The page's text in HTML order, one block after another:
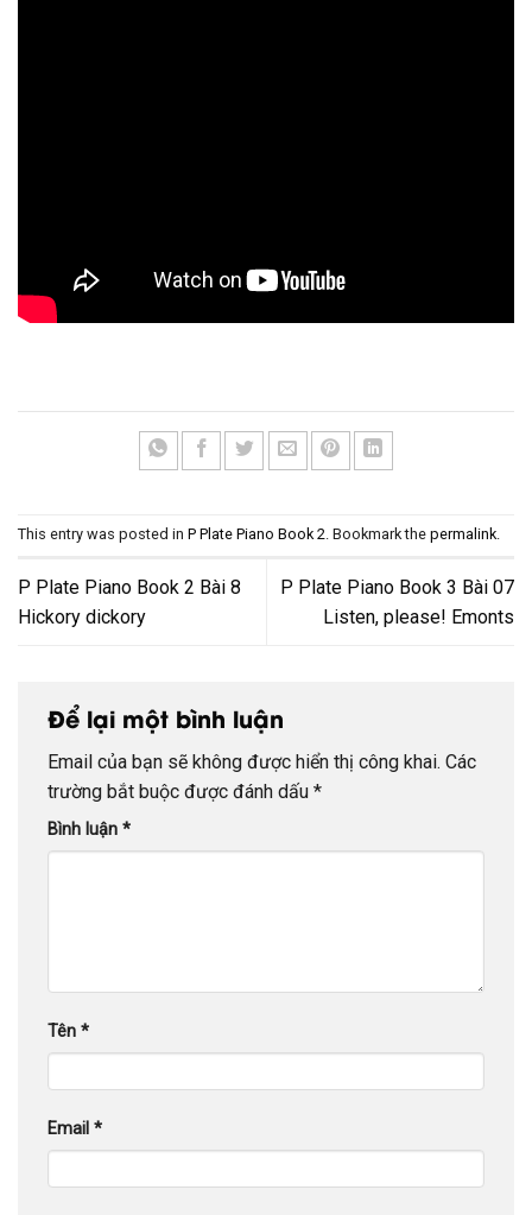
This entry was posted in P Plate Piano Book 2. Bookmark the permalink.
P Plate Piano Book 2 Bài 8
Hickory dickory
P Plate Piano Book 3 Bài 07
Listen, please! Emonts
Để lại một bình luận
Email của bạn sẽ không được hiển thị công khai. Các
trường bắt buộc được đánh dấu *
Bình luận *
Tên *
Email *